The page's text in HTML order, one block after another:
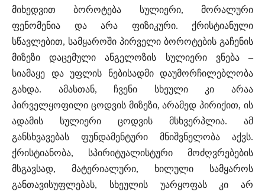
მიხედვით ბოროტება სულიერი, მორალური
ფენომენია და არა ფიზიკური. ქრისტიანული
სწავლებით, სამყაროში პირველი ბოროტების გაჩენის
მიზეზი დაცემული ანგელოზის სულიერი ვნება –
სიამაყე და უფლის ნებისადმი დაუმორჩილებლობა
გახდა. ამასთან, ჩვენი სხეული კი არაა
პირველყოფილი ცოდვის მიზეზი, არამედ პირიქით, ის
ადამის სულიერი ცოდვის მსხვერპლია. ამ
განსხვავებას ფუნდამენტური მნიშვნელობა აქვს.
ქრისტიანობა, სპირიტუალისტური მოძღვრებების
მსგავსად, მატერიალური, ხილული სამყაროს
განთავისუფლებას, სხეულის უარყოფას კი არ